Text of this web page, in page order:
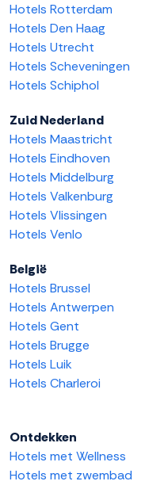
Hotels Rotterdam
Hotels Den Haag
Hotels Utrecht
Hotels Scheveningen
Hotels Schiphol
Zuid Nederland
Hotels Maastricht
Hotels Eindhoven
Hotels Middelburg
Hotels Valkenburg
Hotels Vlissingen
Hotels Venlo
België
Hotels Brussel
Hotels Antwerpen
Hotels Gent
Hotels Brugge
Hotels Luik
Hotels Charleroi
Ontdekken
Hotels met Wellness
Hotels met zwembad